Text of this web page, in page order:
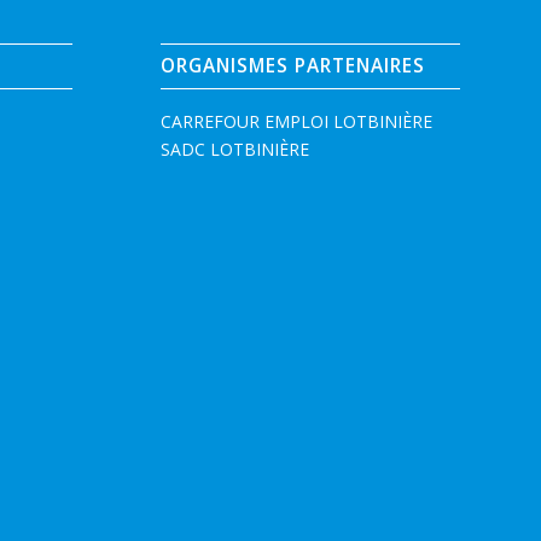
ORGANISMES PARTENAIRES
CARREFOUR EMPLOI LOTBINIÈRE
SADC LOTBINIÈRE